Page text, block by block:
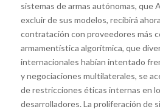
sistemas de armas autónomas, que
excluir de sus modelos, recibirá
contratación con proveedores más
armamentística algorítmica, que
internacionales habían intentado
y negociaciones multilaterales, se
de restricciones éticas internas en
desarrolladores. La proliferación de